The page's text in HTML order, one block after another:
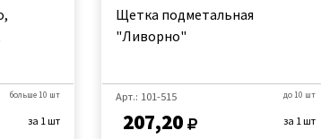
больше 10 шт
за 1 шт
Щетка подметальная
"Ливорно"
Арт.: 101-515
207,20
до 10 шт
за 1 шт